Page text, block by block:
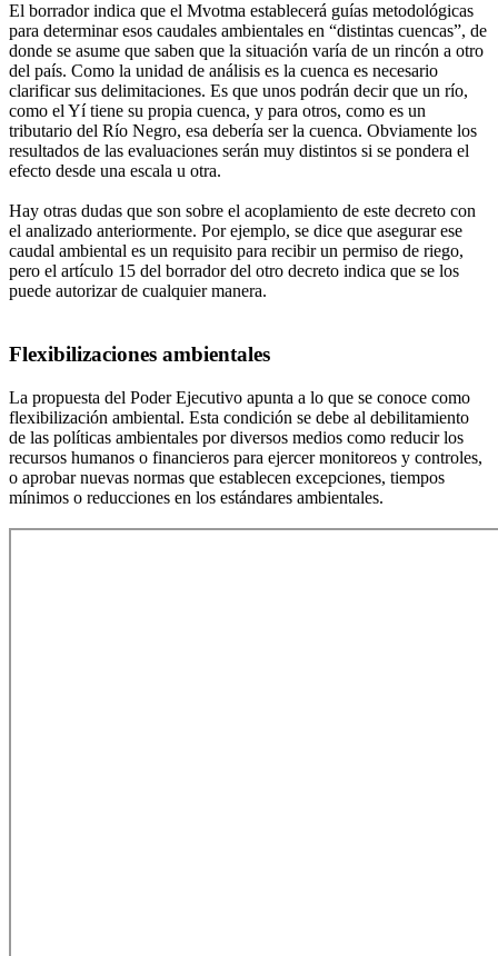
El borrador indica que el Mvotma establecerá guías metodológicas
para determinar esos caudales ambientales en “distintas cuencas”, de
donde se asume que saben que la situación varía de un rincón a otro
del país. Como la unidad de análisis es la cuenca es necesario
clarificar sus delimitaciones. Es que unos podrán decir que un río,
como el Yí tiene su propia cuenca, y para otros, como es un
tributario del Río Negro, esa debería ser la cuenca. Obviamente los
resultados de las evaluaciones serán muy distintos si se pondera el
efecto desde una escala u otra.
Hay otras dudas que son sobre el acoplamiento de este decreto con
el analizado anteriormente. Por ejemplo, se dice que asegurar ese
caudal ambiental es un requisito para recibir un permiso de riego,
pero el artículo 15 del borrador del otro decreto indica que se los
puede autorizar de cualquier manera.
Flexibilizaciones ambientales
La propuesta del Poder Ejecutivo apunta a lo que se conoce como
flexibilización ambiental. Esta condición se debe al debilitamiento
de las políticas ambientales por diversos medios como reducir los
recursos humanos o financieros para ejercer monitoreos y controles,
o aprobar nuevas normas que establecen excepciones, tiempos
mínimos o reducciones en los estándares ambientales.